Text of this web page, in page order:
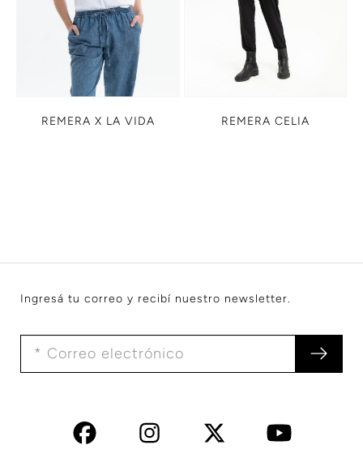
REMERA X LA VIDA REMERA CELIA
Ingresá tu correo y recibí nuestro newsletter.